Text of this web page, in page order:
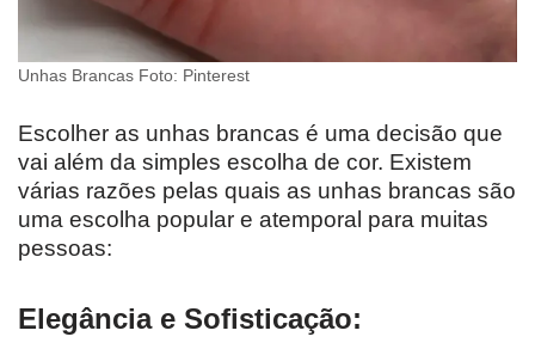
Unhas Brancas Foto: Pinterest
Escolher as unhas brancas é uma decisão que
vai além da simples escolha de cor. Existem
várias razões pelas quais as unhas brancas são
uma escolha popular e atemporal para muitas
pessoas:
Elegância e Sofisticação: